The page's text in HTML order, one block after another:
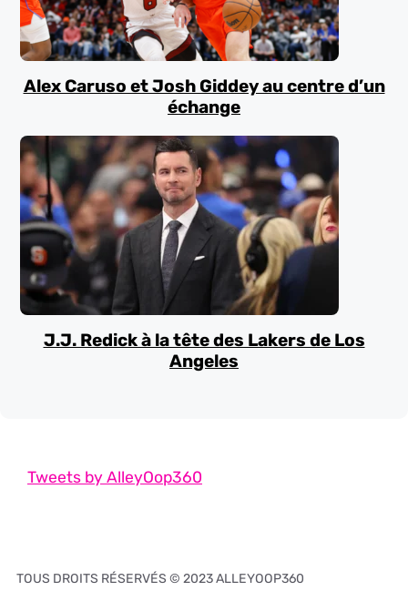
Alex Caruso et Josh Giddey au centre d’un
échange
J.J. Redick à la tête des Lakers de Los
Angeles
Tweets by AlleyOop360
TOUS DROITS RÉSERVÉS © 2023 ALLEYOOP360